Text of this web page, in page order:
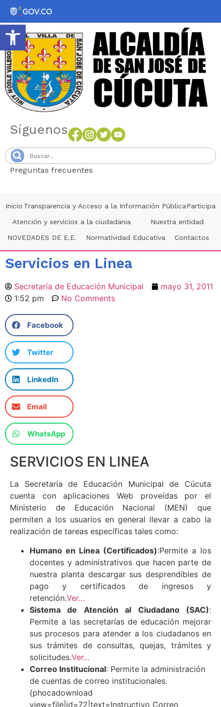
Abrir barra de herramientas
Síguenos
Preguntas frecuentes
Inicio Transparencia y Acceso a la Información PúblicaParticipa
Atención y servicios a la ciudadania
Nuestra entidad
NOVEDADES DE E.E.
Normatividad Educativa Contactos
Servicios en Linea
Secretaría de Educación Municipal
mayo 31, 2011
1:52 pm
No Comments
Facebook
Twitter
LinkedIn
Email
WhatsApp
SERVICIOS EN LINEA
La Secretaría de Educación Municipal de Cúcuta
cuenta con aplicaciones Web proveídas por el
Ministerio de Educación Nacional (MEN) que
permiten a los usuarios en general llevar a cabo la
realización de tareas específicas tales como:
Humano en Línea (Certificados):Permite a los
docentes y administrativos que hacen parte de
nuestra planta descargar sus desprendibles de
pago y certificados de ingresos y
retención.Ver…
Sistema de Atención al Ciudadano (SAC):
Permite a las secretarías de educación mejorar
sus procesos para atender a los ciudadanos en
sus trámites de consultas, quejas, trámites y
solicitudes.Ver…
Correo Institucional: Permite la administración
de cuentas de correo institucionales.
{phocadownload
view=file|id=72|text=Instructivo Correo